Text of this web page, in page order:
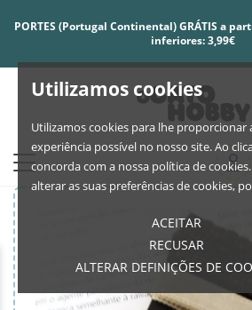
Utilizamos cookies
Utilizamos cookies para lhe proporcionar
experiência possível no nosso site. Ao
concorda com a nossa política de
alterar as suas preferências de cookies,
ACEITAR
RECUSAR
ALTERAR DEFINIÇÕES DE
PORTES (Portugal Continental) GRÁTIS a
inferiores: 3,99€